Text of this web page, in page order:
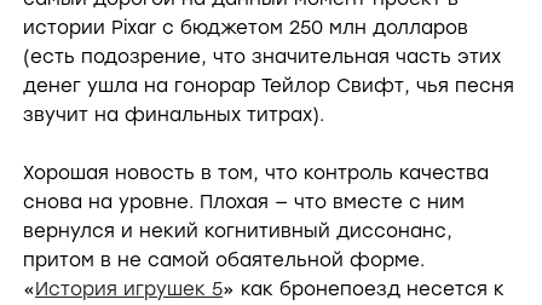
истории Pixar с бюджетом 250 млн долларов
(есть подозрение, что значительная часть этих
денег ушла на гонорар Тейлор Свифт, чья песня
звучит на финальных титрах).
Хорошая новость в том, что контроль качества
снова на уровне. Плохая — что вместе с ним
вернулся и некий когнитивный диссонанс,
притом в не самой обаятельной форме.
«История игрушек 5» как бронепоезд несется к